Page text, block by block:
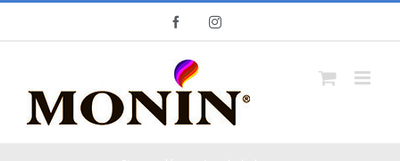
FacebookInstagram